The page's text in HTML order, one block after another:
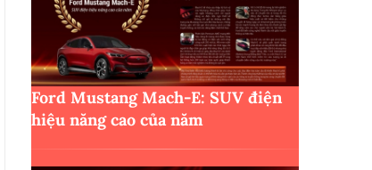
Ford Mustang Mach-E: SUV điện
hiệu năng cao của năm